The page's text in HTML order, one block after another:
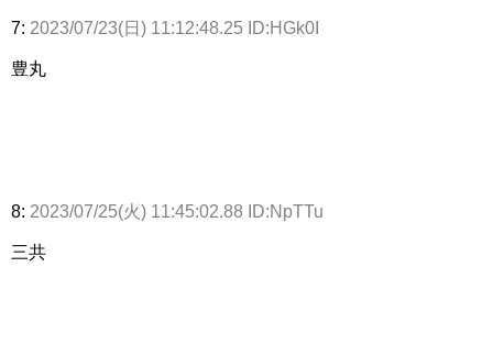
7: 2023/07/23(日) 11:12:48.25 ID:HGk0I
豊丸
8: 2023/07/25(火) 11:45:02.88 ID:NpTTu
三共